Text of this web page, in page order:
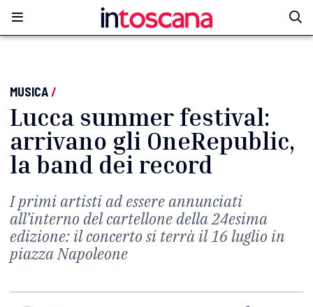
MUSICA/
Lucca summer festival:
arrivano gli OneRepublic,
la band dei record
I primi artisti ad essere annunciati
all’interno del cartellone della 24esima
edizione: il concerto si terrà il 16 luglio in
piazza Napoleone